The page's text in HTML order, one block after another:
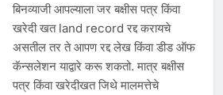
बिनव्याजी आपल्याला जर बक्षीस पत्र किंवा
खरेदी खत land record रद्द करायचे
असतील तर ते आपण रद्द लेख किंवा डीड ऑफ
कॅन्सलेशन याद्वारे करू शकतो. मात्र बक्षीस
पत्र किंवा खरेदीखत जिथे मालमत्तेचे